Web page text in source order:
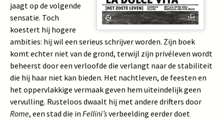
jaagt op de volgende
sensatie. Toch
koestert hij hogere
ambities: hij wil een serieus schrijver worden. Zijn boek
komt echter niet van de grond, terwijl zijn privéleven wordt
beheerst door een verloofde die verlangt naar de stabiliteit
die hij haar niet kan bieden. Het nachtleven, de feesten en
het oppervlakkige vermaak geven hem uiteindelijk geen
vervulling. Rusteloos dwaalt hij met andere drifters door
Rome, een stad die in Fellini’sverbeelding eerder doet